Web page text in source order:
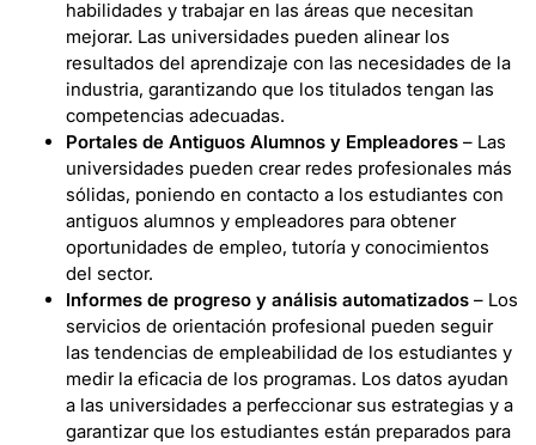
habilidades y trabajar en las áreas que necesitan
mejorar. Las universidades pueden alinear los
resultados del aprendizaje con las necesidades de la
industria, garantizando que los titulados tengan las
competencias adecuadas.
Portales de Antiguos Alumnos y Empleadores – Las
universidades pueden crear redes profesionales más
sólidas, poniendo en contacto a los estudiantes con
antiguos alumnos y empleadores para obtener
oportunidades de empleo, tutoría y conocimientos
del sector.
Informes de progreso y análisis automatizados – Los
servicios de orientación profesional pueden seguir
las tendencias de empleabilidad de los estudiantes y
medir la eficacia de los programas. Los datos ayudan
a las universidades a perfeccionar sus estrategias y a
garantizar que los estudiantes están preparados para